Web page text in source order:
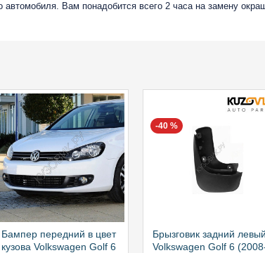
Вам понадобится всего 2 часа на замену
Бампер передний в цвет
кузова Volkswagen Golf 6
-40 %
Брызговик задний левый
Volkswagen Golf 6